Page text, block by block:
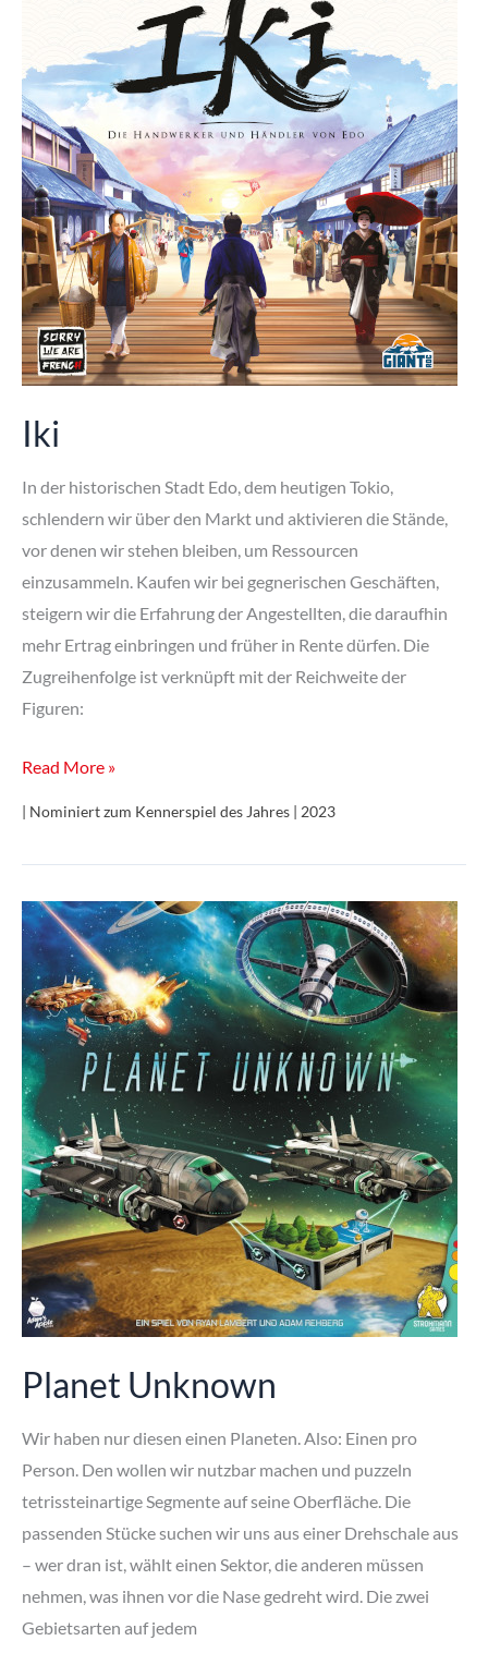
Iki
In der historischen Stadt Edo, dem heutigen Tokio,
schlendern wir über den Markt und aktivieren die Stände,
vor denen wir stehen bleiben, um Ressourcen
einzusammeln. Kaufen wir bei gegnerischen Geschäften,
steigern wir die Erfahrung der Angestellten, die daraufhin
mehr Ertrag einbringen und früher in Rente dürfen. Die
Zugreihenfolge ist verknüpft mit der Reichweite der
Figuren:
Iki
Read More »
| Nominiert zum Kennerspiel des Jahres | 2023
Planet Unknown
Wir haben nur diesen einen Planeten. Also: Einen pro
Person. Den wollen wir nutzbar machen und puzzeln
tetrissteinartige Segmente auf seine Oberfläche. Die
passenden Stücke suchen wir uns aus einer Drehschale aus
– wer dran ist, wählt einen Sektor, die anderen müssen
nehmen, was ihnen vor die Nase gedreht wird. Die zwei
Gebietsarten auf jedem